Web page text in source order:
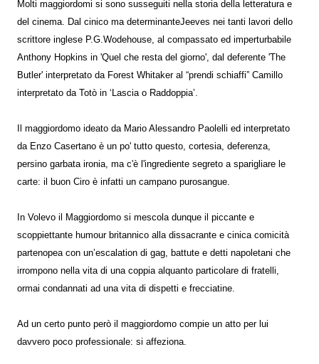
Molti maggiordomi si sono susseguiti nella storia della letteratura e
del cinema. Dal cinico ma determinanteJeeves nei tanti lavori dello
scrittore inglese P.G.Wodehouse, al compassato ed imperturbabile
Anthony Hopkins in 'Quel che resta del giorno', dal deferente 'The
Butler' interpretato da Forest Whitaker al “prendi schiaffi” Camillo
interpretato da Totò in ‘Lascia o Raddoppia’.
Il maggiordomo ideato da Mario Alessandro Paolelli ed interpretato
da Enzo Casertano è un po' tutto questo, cortesia, deferenza,
persino garbata ironia, ma c'è l'ingrediente segreto a sparigliare le
carte: il buon Ciro è infatti un campano purosangue.
In Volevo il Maggiordomo si mescola dunque il piccante e
scoppiettante humour britannico alla dissacrante e cinica comicità
partenopea con un’escalation di gag, battute e detti napoletani che
irrompono nella vita di una coppia alquanto particolare di fratelli,
ormai condannati ad una vita di dispetti e frecciatine.
Ad un certo punto però il maggiordomo compie un atto per lui
davvero poco professionale: si affeziona.